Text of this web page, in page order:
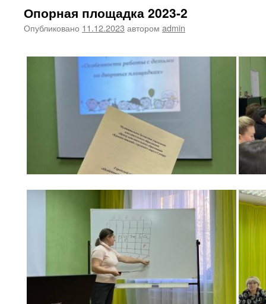
Опорная площадка 2023-2
Опубликовано 11.12.2023 автором admin